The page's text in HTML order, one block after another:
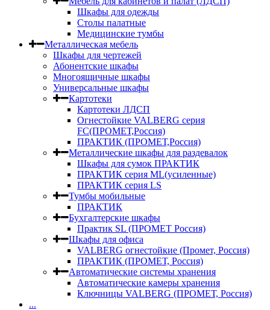
Шкафы для одежды
Столы палатные
Медицинские тумбы
Металлическая мебель
Шкафы для чертежей
Абонентские шкафы
Многоящичные шкафы
Универсальные шкафы
Картотеки
Картотеки ЛДСП
Огнестойкие VALBERG серия
FC(ПРОМЕТ,Россия)
ПРАКТИК (ПРОМЕТ,Россия)
Металлические шкафы для раздевалок
Шкафы для сумок ПРАКТИК
ПРАКТИК серия ML(усиленные)
ПРАКТИК серия LS
Тумбы мобильные
ПРАКТИК
Бухгалтерские шкафы
Практик SL (ПРОМЕТ Россия)
Шкафы для офиса
VALBERG огнестойкие (Промет, Россия)
ПРАКТИК (ПРОМЕТ, Россия)
Автоматические системы хранения
Автоматические камеры хранения
Ключницы VALBERG (ПРОМЕТ, Россия)
...